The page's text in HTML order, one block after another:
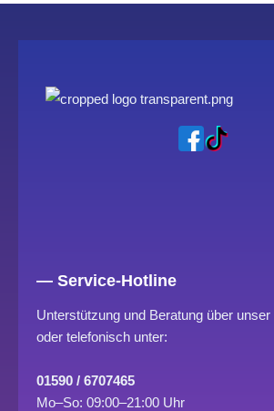
— Service-Hotline
Unterstützung und Beratung über unser
oder telefonisch unter:
01590 / 6707465
Mo–So: 09:00–21:00 Uhr